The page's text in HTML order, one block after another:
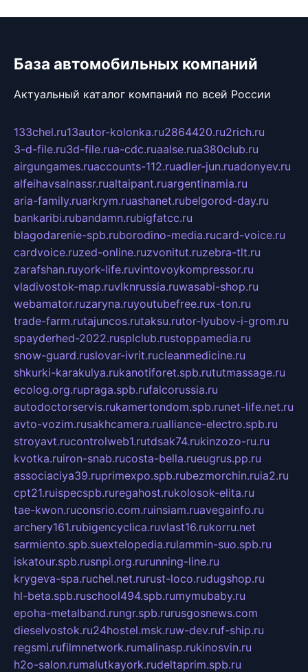
База автомобильных компаний
Актуальный каталог компаний по всей России
133chel.ru13autor-kolonka.ru2864420.ru2rich.ru
3-d-file.ru3d-file.rua-cdc.ruaalse.rua380club.ru
airgungames.ruaccounts-112.ruadler-jun.ruadonyev.ru
alfeihavsalnassr.rualtaipant.ruargentinamia.ru
aria-family.ruarkrym.ruashanet.rubelgorod-day.ru
bankaribi.rubandamn.rubigfatcc.ru
blagodarenie-spb.ruborodino-media.rucard-voice.ru
cardvoice.ruzed-online.ruzvonitut.ruzebra-tlt.ru
zarafshan.ruyork-life.ruvintovoykompressor.ru
vladivostok-map.ruvlknrussia.ruwasabi-shop.ru
webamator.ruzaryna.ruyoutubefree.rux-ton.ru
trade-farm.rutajuncos.rutaksu.rutor-lyubov-i-grom.ru
spayderhed-2022.rusplclub.rustoppamedia.ru
snow-guard.ruslovar-ivrit.rucleanmedicine.ru
shkurki-karakulya.rukanotiforet.spb.rututmassage.ru
ecolog.org.rupraga.spb.rufalcorussia.ru
autodoctorservis.rukamertondom.spb.runet-life.net.ru
avto-vozim.rusakhcamera.rualliance-electro.spb.ru
stroyavt.rucontrolweb1.rutdsak74.rukinzozo-ru.ru
kvotka.ruiron-snab.rucosta-bella.rueugrus.pp.ru
associaciya39.ruprimexpo.spb.rubezmorchin.ruia2.ru
cpt21.ruispecspb.ruregahost.rukolosok-elita.ru
tae-kwon.ruconsrio.com.ruinsiam.ruavegainfo.ru
archery161.rubigencyclica.ruvlast16.rukorru.net
sarmiento.spb.suextelopedia.rulammin-suo.spb.ru
iskatour.spb.rusnpi.org.rurunning-line.ru
krygeva-spa.ruchel.net.rurust-loco.rudugshop.ru
hl-beta.spb.ruschool494.spb.rumymubaby.ru
epoha-metalband.rungr.spb.rurusgosnews.com
dieselvostok.ru24hostel.msk.ruw-dev.ruf-ship.ru
regsmi.rufilmnetwork.rumalinasp.rukinosvin.ru
h2o-salon.rumalutkayork.rudeltaprim.spb.ru